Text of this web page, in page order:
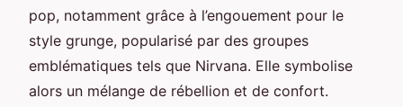
pop, notamment grâce à l’engouement pour le
style grunge, popularisé par des groupes
emblématiques tels que Nirvana. Elle symbolise
alors un mélange de rébellion et de confort.